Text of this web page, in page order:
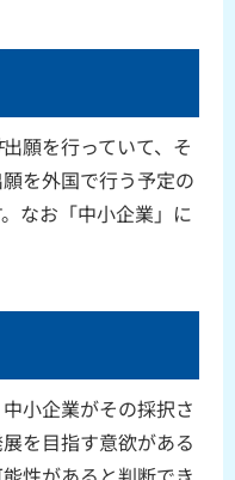
出願を行っていて、そ
を外国で行う予定の
なお「中小企業」に
小企業がその採択さ
を目指す意欲がある